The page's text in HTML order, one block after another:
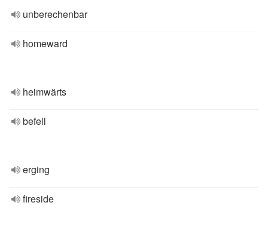
unberechenbar
homeward
heimwärts
befell
erging
fireside